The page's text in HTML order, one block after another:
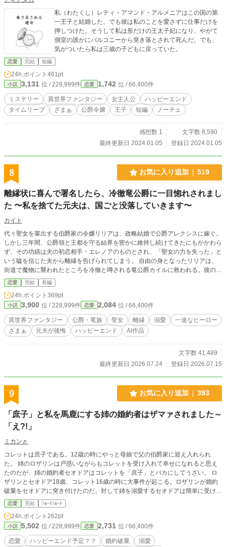
私（わたくし）レティ・アマンド・アルメニアはこの国の第
一王子と結婚した、でも彼は私のことを愛さずに仕事だけを
押しつけた。そうして私は形だけの王太子妃になり、やがて
側室の誰かにバルコニーから突き落とされて死んだ。でも、
気がついたら私は三歳の子どもに戻っていた。
恋愛 完結 短編
24h.ポイント 461pt
小説 3,131 位 / 228,999件 恋愛 1,742 位 / 66,400件
ミステリー 異世界ファンタジー 女主人公
ハッピーエンド
タイムリープ
ざまぁ 公爵令嬢 王子 短編 ノーチェ
感想数 1
文字数 8,590
最終更新日 2024.01.05
登録日 2024.01.05
8 お気に入り追加 519
離縁状に喜んで署名したら、冷徹竜公爵に一目惚れされまし
た 〜私を捨てた元夫は、国ごと没落していきます〜
カイト
代々聖女を輩出する伯爵家の令嬢リリアは、政略結婚で公爵アレクシスに嫁ぐ。
しかし三年間、公爵領と王都を守る結界を密かに維持し続けてきたにもかかわら
ず、その功績は夫の初恋相手・エレノアのものとされ、「聖女の力を失った」と
いう嘘を信じた夫から離縁を告げられてしまう。 自由の身となったリリアは、
街道で魔物に襲われたところを冷徹と噂される竜公爵カイルに救われる。彼の領
地で浄化魔法を振るううちに荒れた土地は豊かさを取り戻し、リリアは人々に必
要とされる喜びと、カイルの変わらぬ優しさに少しずつ心を開いていく。 一
方、リリアを失った公爵領では結界が崩れ、王宮の調査によって彼女こそ真の聖
女だったことと、エレノアの嘘が明らかになる。過ちに気付いた元夫は復縁を願
うが、リリアの心はもう戻らない。 傷ついた聖女が運命の愛と本当の幸せを見
つける、溺愛ざまぁファンタジー。
恋愛 完結 長編
24h.ポイント 369pt
小説 3,900 位 / 228,999件 恋愛 2,084 位 / 66,400件
異世界ファンタジー 公爵・竜族 聖女 離縁 溺愛
一途なヒーロー
ざまぁ
元夫が後悔 ハッピーエンド AI作品
文字数 41,489
最終更新日 2026.07.24
登録日 2026.07.15
9 お気に入り追加 393
「庶子」と私を馬鹿にする姉の婚約者はザマァされました～
「え?!」
ミカン♬
コレットは庶子である。12歳の時にやっと母娘で父の伯爵家に迎え入れられ
た。 姉のロザリンは戸惑いながらもコレットを受け入れて幸せになれると思え
たのだが、姉の婚約者セオドアはコレットを「庶子」とバカにしてうざい。 ロ
ザリンとセオドア18歳、コレット16歳の時に大事件が起こる。ロザリンが婚約
破棄をセオドアに突き付けたのだ。対して姉を溺愛するセオドアは簡単に受け入
れなかった。 姉妹の運命は？庶子のコレットはどうなる？ 姉の婚約者はオレ様
のキモくて嫌なヤツです。不快に思われたらブラウザーバックをお願いします。
世界観はフワッとしたありふれたお話ですが、ヒマつぶしに読んでいただけると
嬉しいです。 他サイトにも掲載。 完結後に手直しした部分があります。内容に
変化はありません。
恋愛 完結 ｼｮｰﾄｼｮｰﾄ
24h.ポイント 262pt
小説 5,502 位 / 228,999件 恋愛 2,731 位 / 66,400件
恋愛 ハッピーエンド予定？？ 婚約破棄
溺愛